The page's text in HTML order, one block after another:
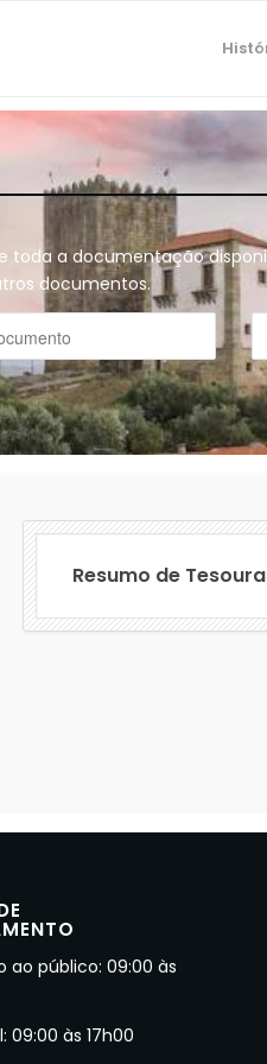
toda a documentação
documentos.
Resumo de
ao público: 09:00 às
09:00 às 17h00